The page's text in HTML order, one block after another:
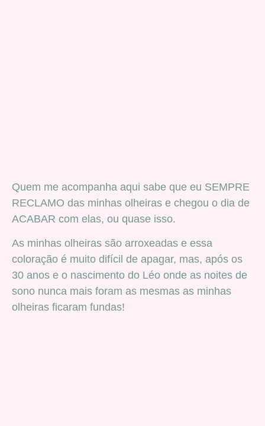
Quem me acompanha aqui sabe que eu SEMPRE
RECLAMO das minhas olheiras e chegou o dia de
ACABAR com elas, ou quase isso.
As minhas olheiras são arroxeadas e essa
coloração é muito difícil de apagar, mas, após os
30 anos e o nascimento do Léo onde as noites de
sono nunca mais foram as mesmas as minhas
olheiras ficaram fundas!